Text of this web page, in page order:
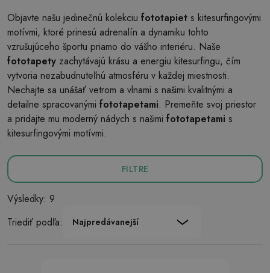
Objavte našu jedinečnú kolekciu fototapiet s kitesurfingovými
motívmi, ktoré prinesú adrenalín a dynamiku tohto
vzrušujúceho športu priamo do vášho interiéru. Naše
fototapety zachytávajú krásu a energiu kitesurfingu, čím
vytvoria nezabudnuteľnú atmosféru v každej miestnosti.
Nechajte sa unášať vetrom a vlnami s našimi kvalitnými a
detailne spracovanými fototapetami. Premeňte svoj priestor
a pridajte mu moderný nádych s našimi fototapetami s
kitesurfingovými motívmi.
FILTRE
Výsledky: 9
Triediť podľa:
Najpredávanejší